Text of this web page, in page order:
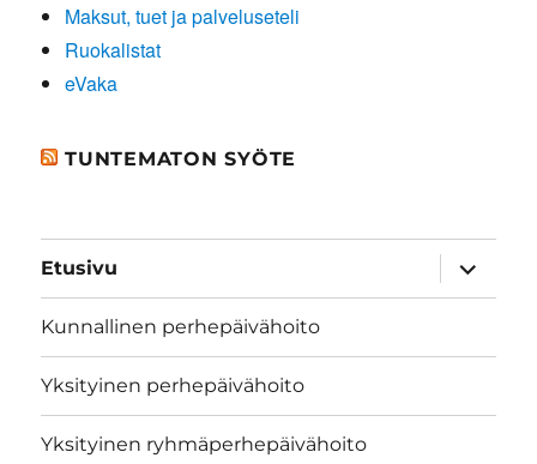
Maksut, tuet ja palveluseteli
Ruokalistat
eVaka
TUNTEMATON SYÖTE
Etusivu
näytä
Kunnallinen perhepäivähoito
Yksityinen perhepäivähoito
Yksityinen ryhmäperhepäivähoito